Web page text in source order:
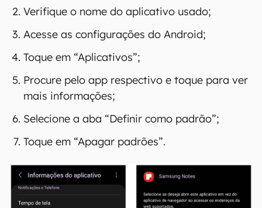
Primeiramente, é necessário identificar qual é o
aplicativo atual que desempenha essa função:
Abra qualquer arquivo PDF;
Verifique o nome do aplicativo usado;
Acesse as configurações do Android;
Toque em “Aplicativos”;